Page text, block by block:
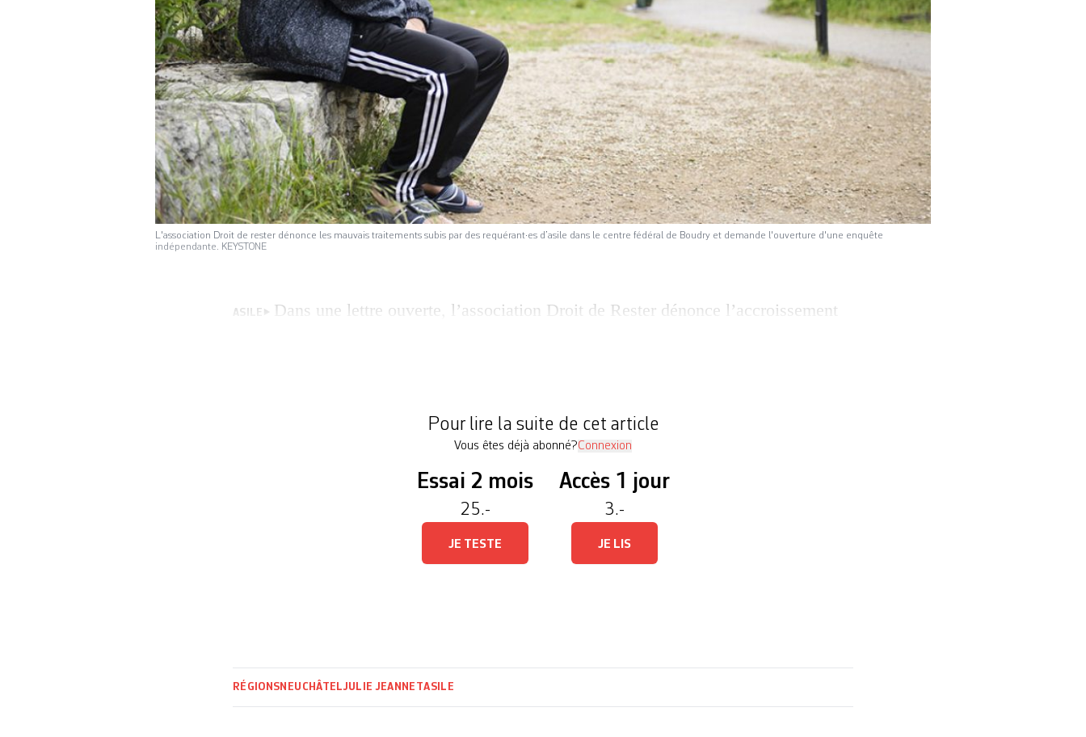
L'association Droit de rester dénonce les mauvais traitements subis par des requérant·es d’asile dans le centre fédéral de Boudry et demande l'ouverture d'une enquête
indépendante. KEYSTONE
ASILE
Dans une lettre ouverte, l’association Droit de Rester dénonce l’accroissement
Pour lire la suite de cet article
Vous êtes déjà abonné?Connexion
Essai 2 mois
25.-
JE TESTE
Accès 1 jour
3.-
JE LIS
RÉGIONS NEUCHÂTELJULIE JEANNETASILE